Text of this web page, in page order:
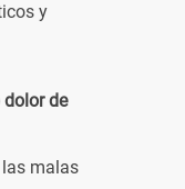
y
dolor de
malas